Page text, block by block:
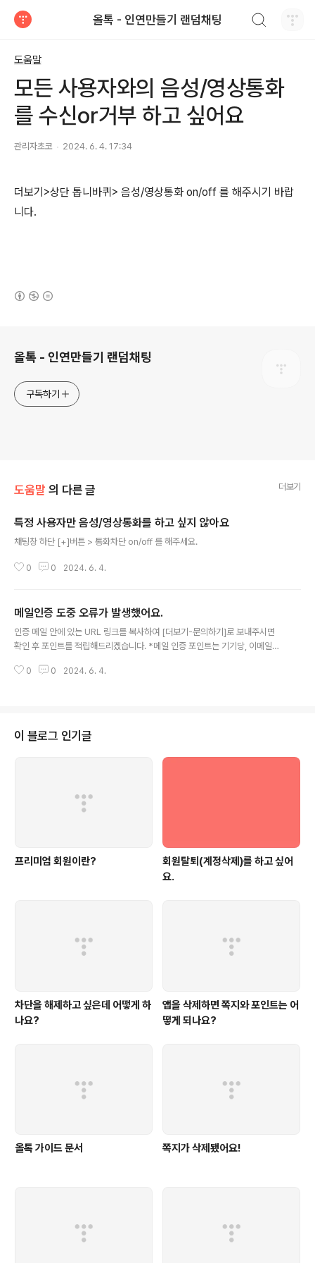
올톡 - 인연만들기 랜덤채팅
도움말
모든 사용자와의 음성/영상통화
를 수신or거부 하고 싶어요
관리자초코 2024. 6. 4. 17:34
더보기>상단 톱니바퀴> 음성/영상통화 on/off 를 해주시기 바랍
니다.
올톡 - 인연만들기 랜덤채팅
구독하기
도움말 의 다른 글 더보기
특정 사용자만 음성/영상통화를 하고 싶지 않아요
채팅창 하단 [+]버튼 > 통화차단 on/off 를 해주세요.
0 0 2024. 6. 4.
메일인증 도중 오류가 발생했어요.
인증 메일 안에 있는 URL 링크를 복사하여 [더보기-문의하기]로 보내주시면
확인 후 포인트를 적립해드리겠습니다. *메일 인증 포인트는 기기당, 이메일당
0 0 2024. 6. 4.
이 블로그 인기글
프리미엄 회원이란?
회원탈퇴(계정삭제)를 하고 싶어
요.
차단을 해제하고 싶은데 어떻게 하
나요?
앱을 삭제하면 쪽지와 포인트는 어
떻게 되나요?
올톡 가이드 문서 쪽지가 삭제됐어요!